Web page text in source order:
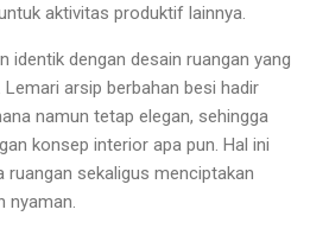
aktivitas produktif lainnya.
identik dengan desain ruangan yang
arsip berbahan besi hadir
namun tetap elegan, sehingga
konsep interior apa pun. Hal ini
ruangan sekaligus menciptakan
nyaman.